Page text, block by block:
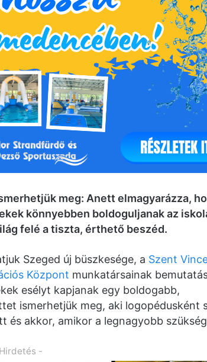
meg: Anett elmagyarázza,
könnyebben boldoguljanak az
felé a tiszta, érthető beszéd.
Szeged új büszkesége, a Szent
Központ munkatársainak
esélyt kapjanak egy boldogabb,
ismerhetjük meg, aki logopédusként
és akkor, amikor a legnagyobb
-